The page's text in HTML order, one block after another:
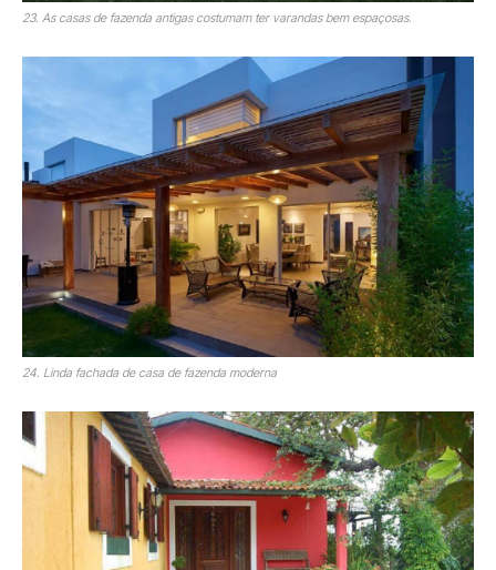
23. As casas de fazenda antigas costumam ter varandas bem espaçosas.
24. Linda fachada de casa de fazenda moderna